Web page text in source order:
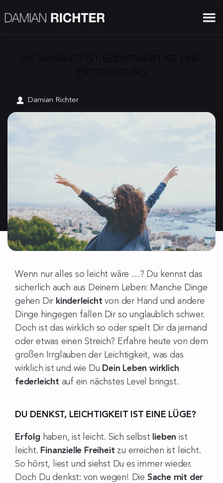
Damian Richter
Wenn nur alles so leichtwäre …? Du kennst das
sicherlich auch aus Deinem Leben: Manche Dinge
gehen Dir kinderleicht von der Hand und andere
Dinge hingegen fallen Dir so unglaublich schwer.
Doch ist das wirklich so oder spielt Dir da jemand
oder etwas einen Streich? Erfahre heute von dem
großen Irrglauben der Leichtigkeit, was das
wirklich ist und wie Du Dein Leben wirklich
federleicht auf ein nächstes Level bringst.
DU DENKST, LEICHTIGKEIT IST EINE LÜGE?
Erfolghaben, ist leicht. Sich selbst lieben ist
leicht. Finanzielle Freiheit zu erreichen ist leicht.
So hörst, liest und siehst Du es immer wieder.
Doch Du denkst: von wegen! Die Sache mit der